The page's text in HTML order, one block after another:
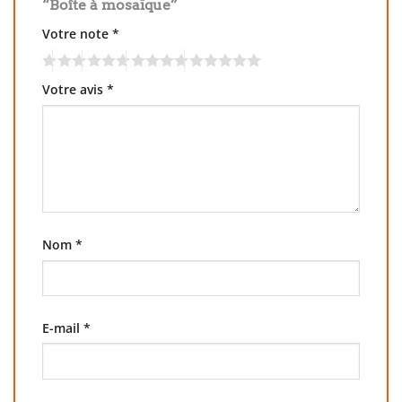
“Boîte à mosaïque”
Votre note *
Votre avis *
Nom *
E-mail *